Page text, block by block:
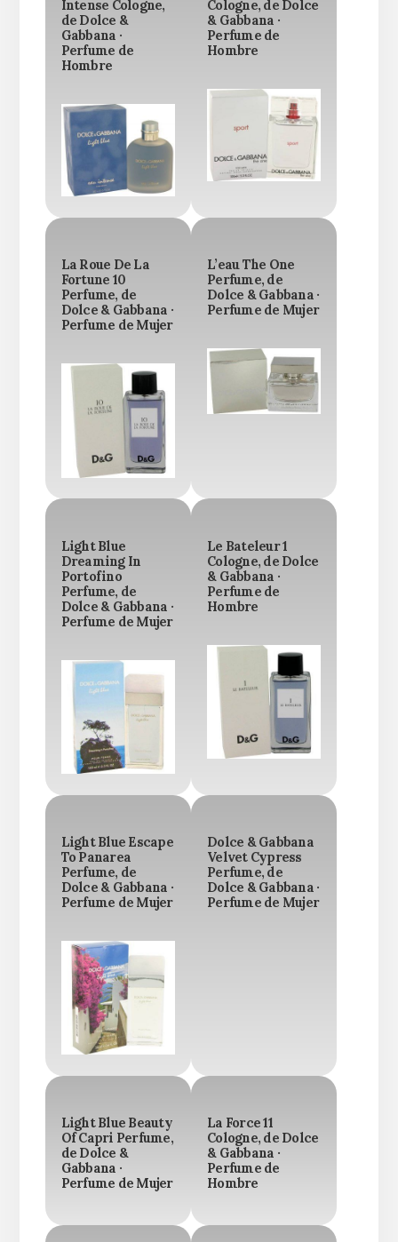
Intense Cologne,
de Dolce &
Gabbana ·
Perfume de
Hombre
Cologne, de Dolce
& Gabbana ·
Perfume de
Hombre
La Roue De La
Fortune 10
Perfume, de
Dolce & Gabbana ·
Perfume de Mujer
L’eau The One
Perfume, de
Dolce & Gabbana ·
Perfume de Mujer
Light Blue
Dreaming In
Portofino
Perfume, de
Dolce & Gabbana ·
Perfume de Mujer
Le Bateleur 1
Cologne, de Dolce
& Gabbana ·
Perfume de
Hombre
Light Blue Escape
To Panarea
Perfume, de
Dolce & Gabbana ·
Perfume de Mujer
Dolce & Gabbana
Velvet Cypress
Perfume, de
Dolce & Gabbana ·
Perfume de Mujer
Light Blue Beauty
Of Capri Perfume,
de Dolce &
Gabbana ·
Perfume de Mujer
La Force 11
Cologne, de Dolce
& Gabbana ·
Perfume de
Hombre